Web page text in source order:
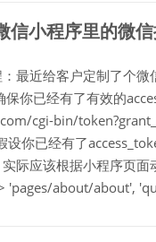
小程序里的微
最近给客户定制了个
你已经有了有效的
cgi-bin/
你已经有了
际应该根据小程序页
'pages/about/about',